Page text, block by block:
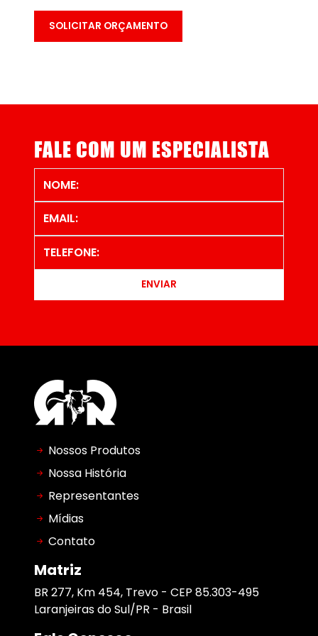
SOLICITAR ORÇAMENTO
FALE COM UM ESPECIALISTA
ENVIAR
Nossos Produtos
Nossa História
Representantes
Mídias
Contato
Matriz
BR 277, Km 454, Trevo - CEP 85.303-495
Laranjeiras do Sul/PR - Brasil